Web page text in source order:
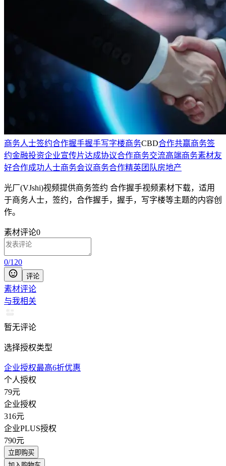
商务人士签约合作握手握手写字楼商务CBD合作共赢商务签
约金融投资企业宣传片达成协议合作商务交流高端商务素材友
好合作成功人士商务会议商务合作精英团队房地产
光厂(VJshi)视频提供商务签约 合作握手视频素材下载，适用
于商务人士，签约，合作握手，握手，写字楼等主题的内容创
作。
素材评论0
0/120
评论
素材评论
与我相关
暂无评论
选择授权类型
企业授权最高6折优惠
个人授权
79元
企业授权
316元
企业PLUS授权
790元
立即购买